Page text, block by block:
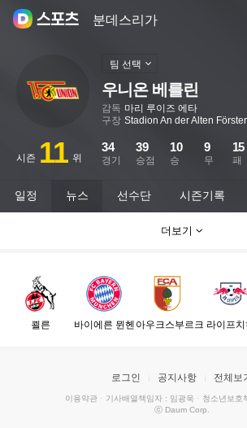
분데스리가
우니온 베를린
감독 마리 루이즈 에타
구장 Stadion An der Alten
시즌 11 위 경기
34
승점
39
승
10
무
9
패
15
팀 선택
일정 뉴스 선수단 시즌기록
더보기
쾰른 바이에른 뮌헨 아우크스부르크 라이프치
로그인 공지사항 전체보
이용약관 · 기사배열책임자 : 임광욱 · 청소년보호
ⓒ Daum Corp.